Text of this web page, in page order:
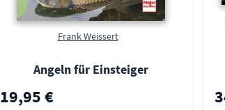
Frank Weissert
Angeln für Einsteiger
19,95 €